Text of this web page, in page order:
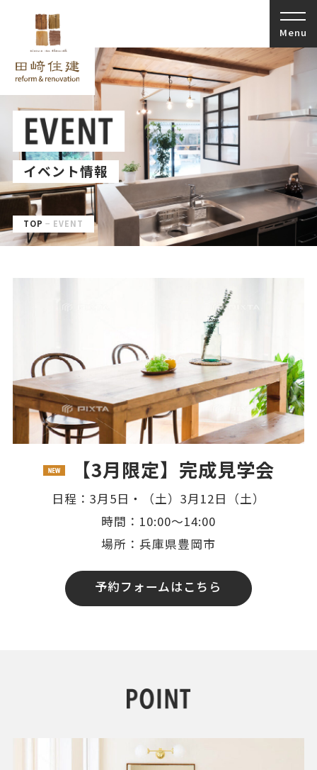
イベント情報
TOP EVENT
【3月限定】完成見学会
日程：3月5日・（土）3月12日（土）
時間：10:00～14:00
場所：兵庫県豊岡市
予約フォームはこちら